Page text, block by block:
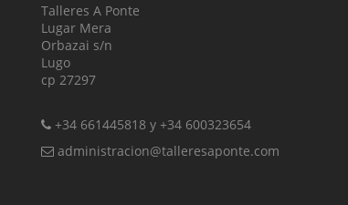
Talleres A Ponte
Lugar Mera
Orbazai s/n
Lugo
cp 27297
+34 661445818 y +34 600323654
administracion@talleresaponte.com